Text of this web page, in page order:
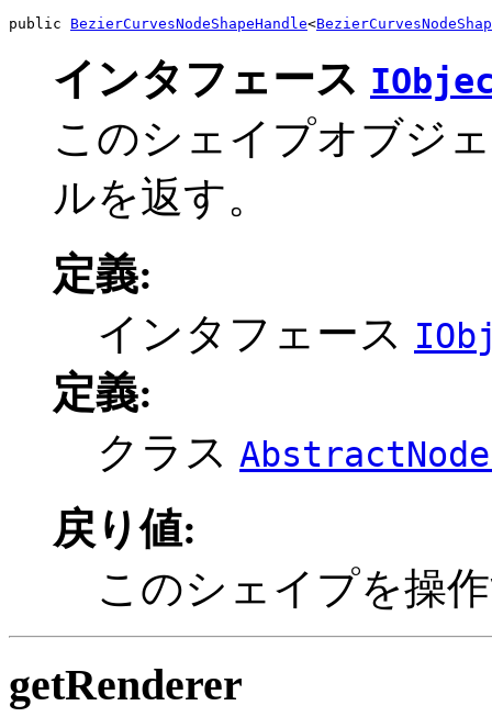
public BezierCurvesNodeShapeHandle<
インタフェース
このシェイプオブジ
ルを返す。
定義:
インタフェース
定義:
クラス
戻り値:
このシェイプを操
getRenderer